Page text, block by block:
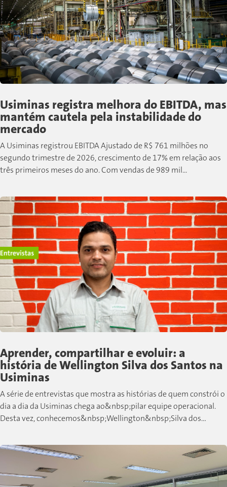
Usiminas registra melhora do EBITDA, mas
mantém cautela pela instabilidade do
mercado
A Usiminas registrou EBITDA Ajustado de R$ 761 milhões no
segundo trimestre de 2026, crescimento de 17% em relação aos
três primeiros meses do ano. Com vendas de 989 mil...
Aprender, compartilhar e evoluir: a
história de Wellington Silva dos Santos na
Usiminas
A série de entrevistas que mostra as histórias de quem constrói o
dia a dia da Usiminas chega ao&nbsp;pilar equipe operacional.
Desta vez, conhecemos&nbsp;Wellington&nbsp;Silva dos